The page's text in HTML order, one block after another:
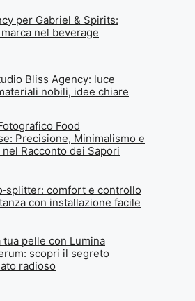
per Gabriel & Spirits:
nel beverage
Bliss Agency: luce
nobili, idee chiare
Food
Precisione, Minimalismo e
Racconto dei Sapori
comfort e controllo
con installazione facile
tua pelle con Lumina
scopri il segreto
radioso